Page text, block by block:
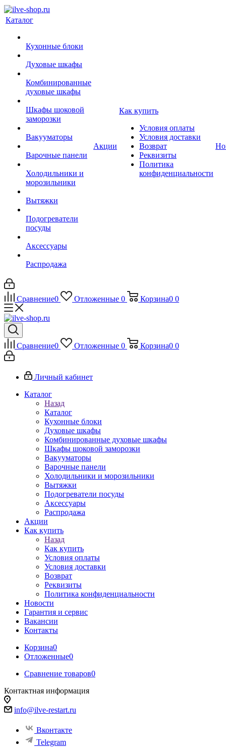
Каталог
Кухонные блоки
Духовые шкафы
Комбинированные
духовые шкафы
Шкафы шоковой
заморозки
Вакууматоры
Варочные панели
Холодильники и
морозильники
Вытяжки
Подогреватели
посуды
Аксессуары
Распродажа
Акции
Как купить
Условия оплаты
Условия доставки
Возврат
Реквизиты
Политика
конфиденциальности
Сравнение0 Отложенные 0 Корзина0 0
Сравнение0 Отложенные 0 Корзина0 0
Личный кабинет
Каталог
Назад
Каталог
Кухонные блоки
Духовые шкафы
Комбинированные духовые шкафы
Шкафы шоковой заморозки
Вакууматоры
Варочные панели
Холодильники и морозильники
Вытяжки
Подогреватели посуды
Аксессуары
Распродажа
Акции
Как купить
Назад
Как купить
Условия оплаты
Условия доставки
Возврат
Реквизиты
Политика конфиденциальности
Новости
Гарантия и сервис
Вакансии
Контакты
Корзина0
Отложенные0
Сравнение товаров0
Контактная информация
info@ilve-restart.ru
Вконтакте
Telegram